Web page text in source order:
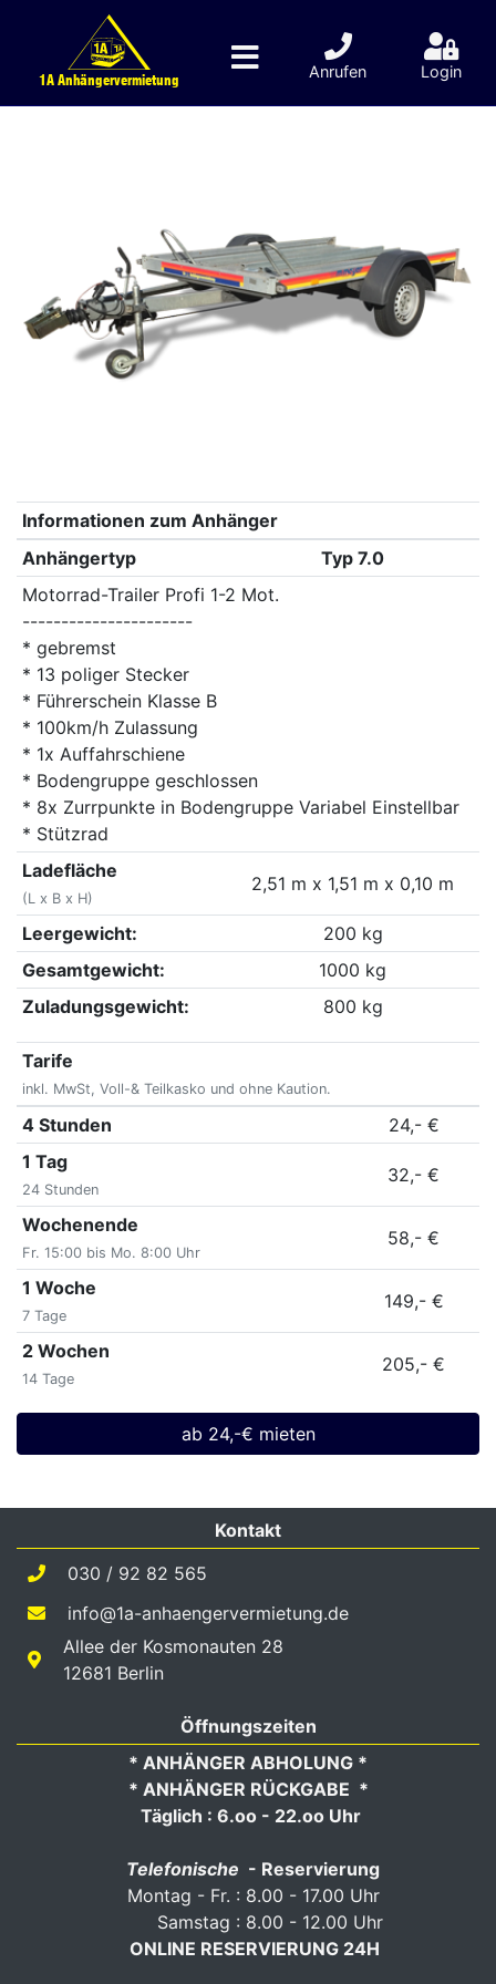
1A Anhängervermietung Anrufen Login
Informationen zum Anhänger
Anhängertyp
Typ 7.0
Motorrad-Trailer Profi 1-2 Mot.
----------------------
* gebremst
* 13 poliger Stecker
* Führerschein Klasse B
* 100km/h Zulassung
* 1x Auffahrschiene
* Bodengruppe geschlossen
* 8x Zurrpunkte in Bodengruppe Variabel Einstellbar
* Stützrad
Ladefläche
(L x B x H)
2,51 m x 1,51 m x 0,10 m
Leergewicht:
200 kg
Gesamtgewicht:
1000 kg
Zuladungsgewicht:
800 kg
ab 24,-€ mieten
Tarife
inkl. MwSt, Voll-& Teilkasko und ohne Kaution.
4 Stunden
24,- €
1 Tag
24 Stunden
32,- €
Wochenende
Fr. 15:00 bis Mo. 8:00 Uhr
58,- €
1 Woche
7 Tage
149,- €
2 Wochen
14 Tage
205,- €
Kontakt
030 / 92 82 565
info@1a-anhaengervermietung.de
Allee der Kosmonauten 28
12681 Berlin
Öffnungszeiten
* ANHÄNGER ABHOLUNG *
* ANHÄNGER RÜCKGABE *
Täglich : 6.oo - 22.oo Uhr
Telefonische - Reservierung
Montag - Fr. : 8.00 - 17.00 Uhr
Samstag : 8.00 - 12.00 Uhr
ONLINE RESERVIERUNG 24H